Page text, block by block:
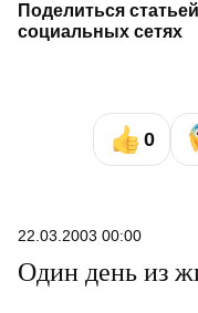
Поделиться
социальных сетях
0
22.03.2003 00:00
Один день из